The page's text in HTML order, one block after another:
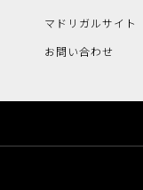
マドリガルサイト
お問い合わせ